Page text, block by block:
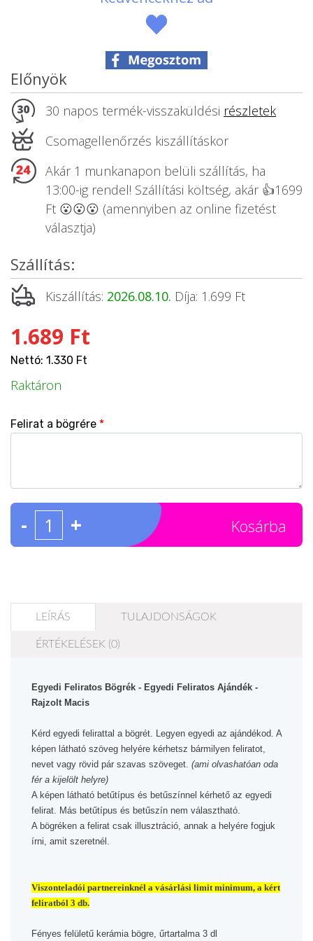
Előnyök
30 napos termék-visszaküldési részletek
Csomagellenőrzés kiszállításkor
Akár 1 munkanapon belüli szállítás, ha
13:00-ig rendel! Szállítási költség, akár 👍1699
Ft 😮😮😮 (amennyiben az online fizetést
választja)
Szállítás:
Kiszállítás: 2026.08.10. Díja: 1.699 Ft
1.689 Ft
Nettó: 1.330 Ft
Raktáron
Felirat a bögrére *
- + Kosárba
LEÍRÁS TULAJDONSÁGOK
ÉRTÉKELÉSEK (0)
Egyedi Feliratos Bögrék - Egyedi Feliratos Ajándék -
Rajzolt Macis
Kérd egyedi felirattal a bögrét. Legyen egyedi az ajándékod. A
képen látható szöveg helyére kérhetsz bármilyen feliratot,
nevet vagy rövid pár szavas szöveget. (ami olvashatóan oda
fér a kijelölt helyre)
A képen látható betűtípus és betűszínnel kérhető az egyedi
felirat. Más betűtípus és betűszín nem választható.
A bögréken a felirat csak illusztráció, annak a helyére fogjuk
írni, amit szeretnél.
Viszonteladói partnereinknél a vásárlási limit minimum, a kért
feliratból 3 db.
Fényes felületű kerámia bögre, űrtartalma 3 dl